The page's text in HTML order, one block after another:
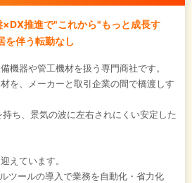
推進で"これから"もっと成長す
を伴う転勤なし
機器や管工機材を扱う専門商社です。
を、メーカーと取引企業の間で橋渡しす
ち、景気の波に左右されにくい安定した
えています。
ツールの導入で業務を自動化・省力化